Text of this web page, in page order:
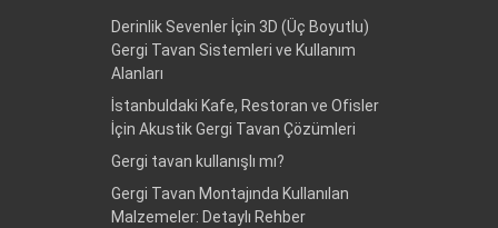
Derinlik Sevenler İçin 3D (Üç Boyutlu)
Gergi Tavan Sistemleri ve Kullanım
Alanları
İstanbuldaki Kafe, Restoran ve Ofisler
İçin Akustik Gergi Tavan Çözümleri
Gergi tavan kullanışlı mı?
Gergi Tavan Montajında Kullanılan
Malzemeler: Detaylı Rehber